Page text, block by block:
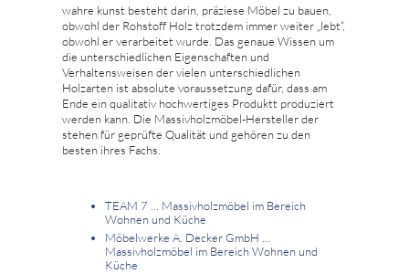
wahre kunst besteht darin, präziese Möbel zu bauen,
obwohl der Rohstoff Holz trotzdem immer weiter „lebt“,
obwohl er verarbeitet wurde. Das genaue Wissen um
die unterschiedlichen Eigenschaften und
Verhaltensweisen der vielen unterschiedlichen
Holzarten ist absolute voraussetzung dafür, dass am
Ende ein qualitativ hochwertiges Produktt produziert
werden kann. Die Massivholzmöbel-Hersteller der
stehen für geprüfte Qualität und gehören zu den
besten ihres Fachs.
TEAM 7 ... Massivholzmöbel im Bereich
Wohnen und Küche
Möbelwerke A. Decker GmbH ...
Massivholzmöbel im Bereich Wohnen und
Küche